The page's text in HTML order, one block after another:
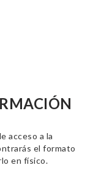
acceso a la
el formato
en físico.